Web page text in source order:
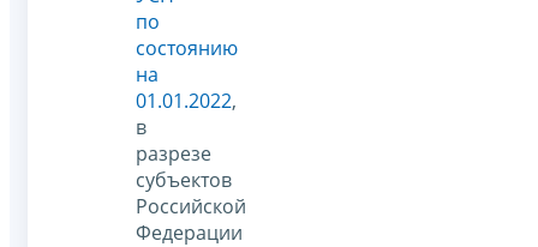
по
состоянию
на
01.01.2022,
в
разрезе
субъектов
Российской
Федерации